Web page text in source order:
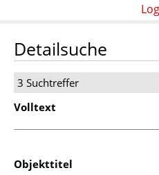
Detailsuche
3 Suchtreffer
Volltext
Objekttitel